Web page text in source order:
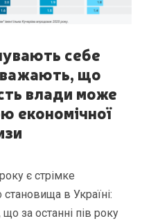
себе
що
влади може
економічної
є стрімке
в Україні:
що за останні пів року